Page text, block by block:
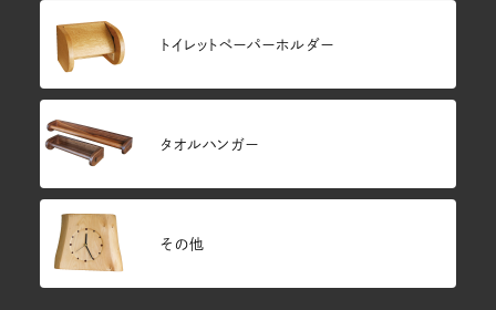
トイレットペーパーホルダー
タオルハンガー
その他